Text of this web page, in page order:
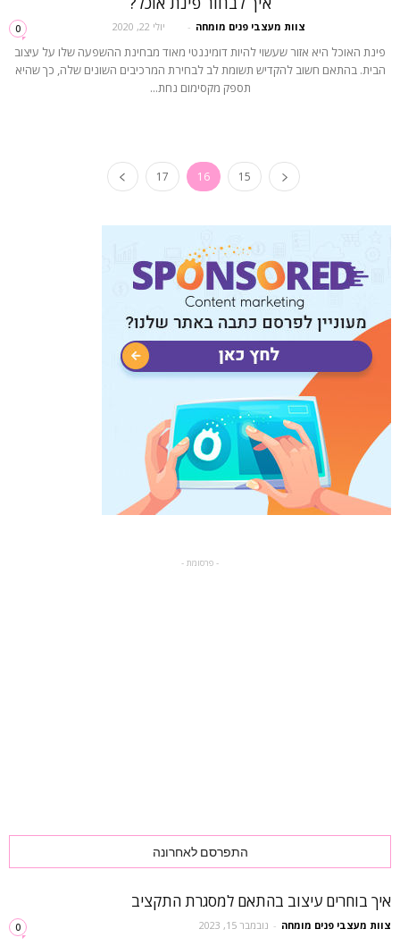
צוות מעצבי פנים מומחה - יולי 22, 2020 0
פינת האוכל היא אזור שעשוי להיות דומיננטי מאוד מבחינת ההשפעה שלו על עיצוב
הבית. בהתאם חשוב להקדיש תשומת לב לבחירת המרכיבים השונים שלה, כך שהיא
תספק מקסימום נחת...
15
16
17
- פרסומת -
התפרסם לאחרונה
איך בוחרים עיצוב בהתאם למסגרת התקציב
צוות מעצבי פנים מומחה - נובמבר 15, 2023 0